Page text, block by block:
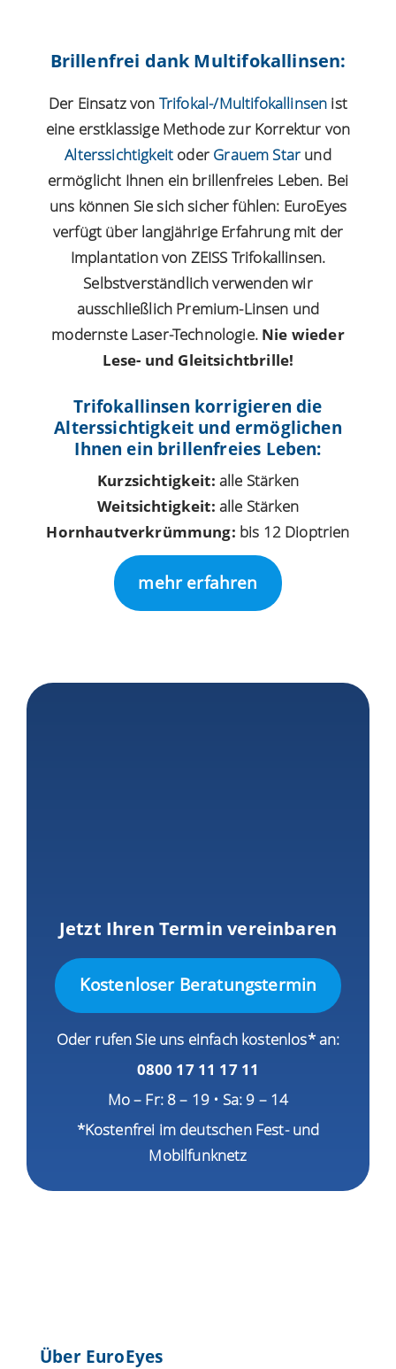
Brillenfrei dank Multifokallinsen:
Der Einsatz von Trifokal-/Multifokallinsen ist
eine erstklassige Methode zur Korrektur von
Alterssichtigkeit oder Grauem Star und
ermöglicht Ihnen ein brillenfreies Leben. Bei
uns können Sie sich sicher fühlen: EuroEyes
verfügt über langjährige Erfahrung mit der
Implantation von ZEISS Trifokallinsen.
Selbstverständlich verwenden wir
ausschließlich Premium-Linsen und
modernste Laser-Technologie. Nie wieder
Lese- und Gleitsichtbrille!
Trifokallinsen korrigieren die
Alterssichtigkeit und ermöglichen
Ihnen ein brillenfreies Leben:
Kurzsichtigkeit: alle Stärken
Weitsichtigkeit: alle Stärken
Hornhautverkrümmung: bis 12 Dioptrien
mehr erfahren
Jetzt Ihren Termin vereinbaren
Kostenloser Beratungstermin
Oder rufen Sie uns einfach kostenlos* an:
0800 17 11 17 11
Mo – Fr: 8 – 19 • Sa: 9 – 14
*Kostenfrei im deutschen Fest- und
Mobilfunknetz
Über EuroEyes